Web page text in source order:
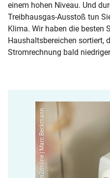
einem hohen Niveau. Und
Treibhausgas-Ausstoß tun
Klima. Wir haben die besten
Haushaltsbereichen sortiert,
Stromrechnung bald
co2online | Marc Beckmann